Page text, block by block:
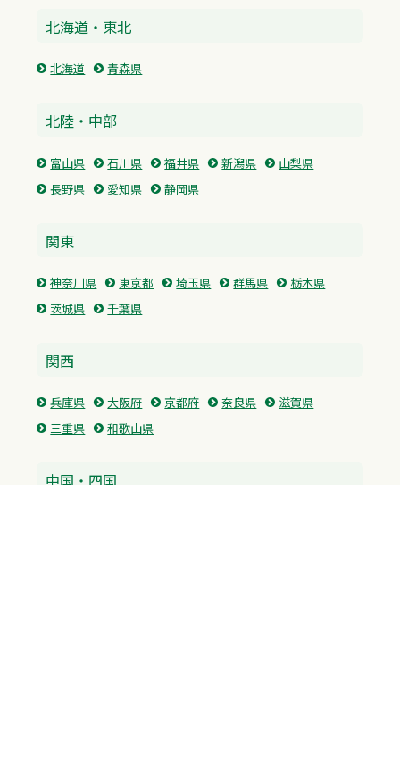
北海道・東北
北海道 青森県
北陸・中部
富山県 石川県 福井県 新潟県
山梨県
長野県
愛知県 静岡県
関東
神奈川県 東京都 埼玉県 群馬県
栃木県
茨城県
千葉県
関西
兵庫県 大阪府 京都府 奈良県
滋賀県
三重県
和歌山県
中国・四国